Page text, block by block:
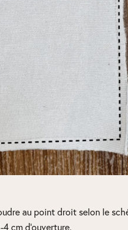
au point droit selon le
cm d’ouverture.